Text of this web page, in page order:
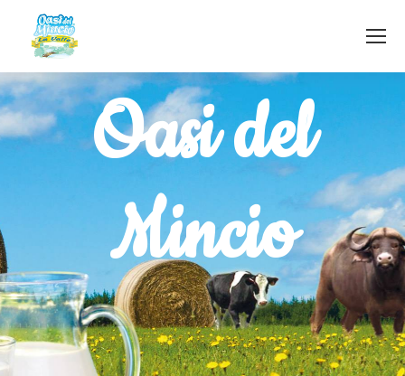
Oasi del
Mincio